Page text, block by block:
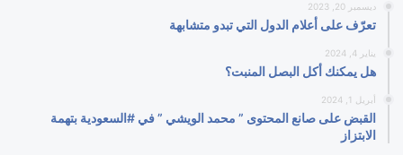
ديسمبر 20, 2023
تعرّف على أعلام الدول التي تبدو متشابهة
يناير 4, 2024
هل يمكنك أكل البصل المنبت؟
أبريل 1, 2024
القبض على صانع المحتوى ” محمد الويشي ” في #السعودية بتهمة
الابتزاز